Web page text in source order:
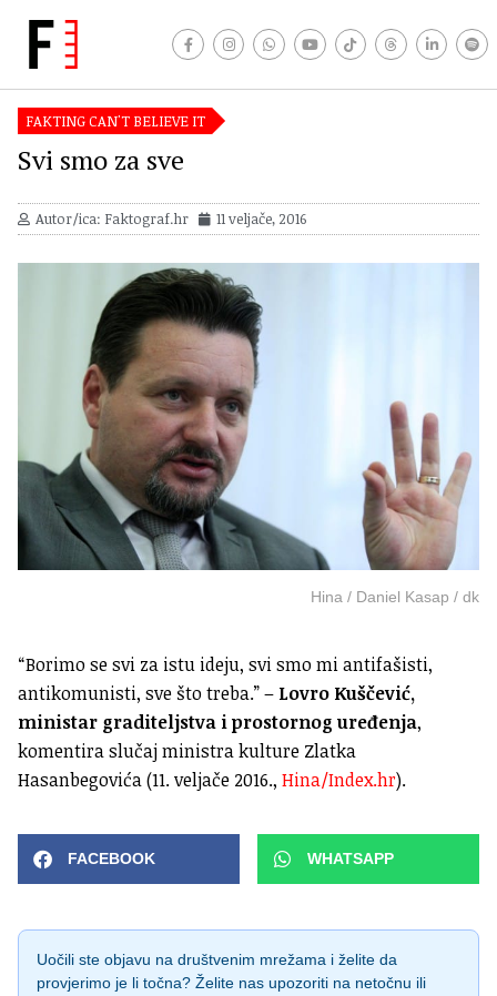
FAKTING CAN'T BELIEVE IT
Svi smo za sve
Autor/ica: Faktograf.hr 11 veljače, 2016
Hina / Daniel Kasap / dk
“Borimo se svi za istu ideju, svi smo mi antifašisti,
antikomunisti, sve što treba.” – Lovro Kuščević,
ministar graditeljstva i prostornog uređenja,
komentira slučaj ministra kulture Zlatka
Hasanbegovića (11. veljače 2016., Hina/Index.hr).
FACEBOOK WHATSAPP
Uočili ste objavu na društvenim mrežama i želite da
provjerimo je li točna? Želite nas upozoriti na netočnu ili